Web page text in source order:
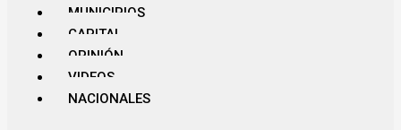
MUNICIPIOS
CAPITAL
OPINIÓN
VIDEOS
NACIONALES